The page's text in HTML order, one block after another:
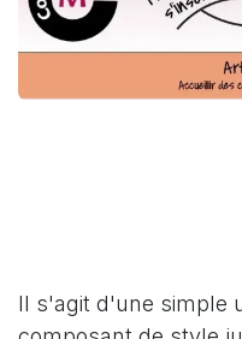
Il s'agit d'une simple